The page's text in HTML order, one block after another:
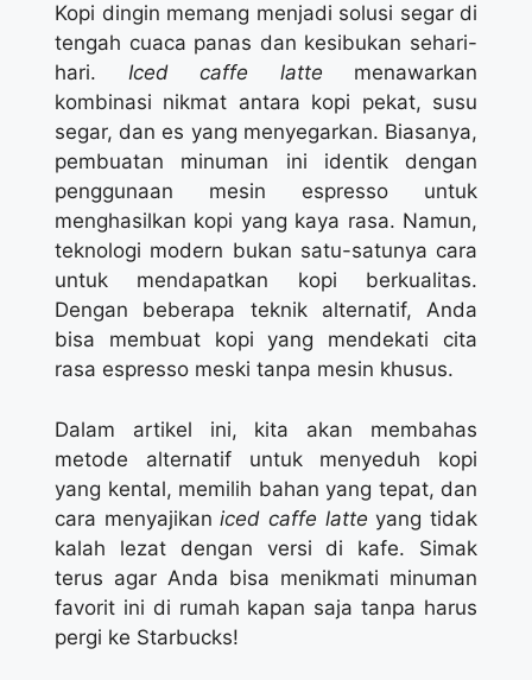
Kopi dingin memang menjadi solusi segar di
tengah cuaca panas dan kesibukan sehari-
hari. Iced caffe latte menawarkan
kombinasi nikmat antara kopi pekat, susu
segar, dan es yang menyegarkan. Biasanya,
pembuatan minuman ini identik dengan
penggunaan mesin espresso untuk
menghasilkan kopi yang kaya rasa. Namun,
teknologi modern bukan satu-satunya cara
untuk mendapatkan kopi berkualitas.
Dengan beberapa teknik alternatif, Anda
bisa membuat kopi yang mendekati cita
rasa espresso meski tanpa mesin khusus.
Dalam artikel ini, kita akan membahas
metode alternatif untuk menyeduh kopi
yang kental, memilih bahan yang tepat, dan
cara menyajikaniced caffe latte yang tidak
kalah lezat dengan versi di kafe. Simak
terus agar Anda bisa menikmati minuman
favorit ini di rumah kapan saja tanpa harus
pergi ke Starbucks!